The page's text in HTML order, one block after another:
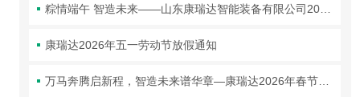
粽情端午 智造未来——山东康瑞达智能装备有限公司2026年端午节放假通知
康瑞达2026年五一劳动节放假通知
万马奔腾启新程，智造未来谱华章—康瑞达2026年春节放假通知